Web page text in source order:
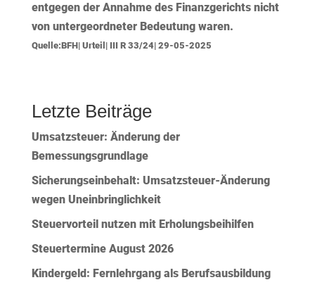
entgegen der Annahme des Finanzgerichts nicht
von untergeordneter Bedeutung waren.
Quelle:BFH| Urteil| III R 33/24| 29-05-2025
Letzte Beiträge
Umsatzsteuer: Änderung der
Bemessungsgrundlage
Sicherungseinbehalt: Umsatzsteuer-Änderung
wegen Uneinbringlichkeit
Steuervorteil nutzen mit Erholungsbeihilfen
Steuertermine August 2026
Kindergeld: Fernlehrgang als Berufsausbildung